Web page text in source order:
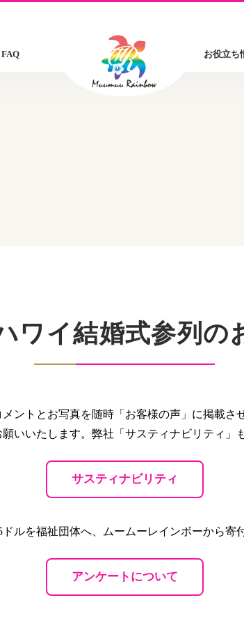
FAQ お役立ち
ワイ結婚式参列の
ントとお写真を随時「お客様の声」に掲載さ
いいたします。弊社「サスティナビリティ」
サスティナビリティ
ルを福祉団体へ、ムームーレインボーから寄
アンケートについて